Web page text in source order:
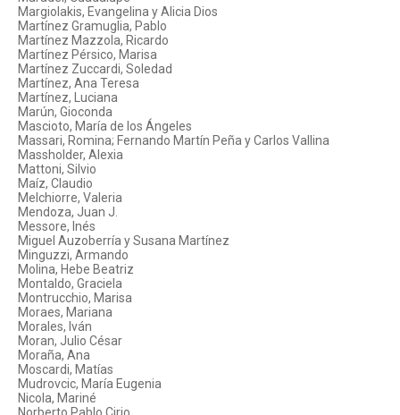
Margiolakis, Evangelina y Alicia Dios
Martínez Gramuglia, Pablo
Martínez Mazzola, Ricardo
Martínez Pérsico, Marisa
Martínez Zuccardi, Soledad
Martínez, Ana Teresa
Martínez, Luciana
Marún, Gioconda
Mascioto, María de los Ángeles
Massari, Romina; Fernando Martín Peña y Carlos Vallina
Massholder, Alexia
Mattoni, Silvio
Maíz, Claudio
Melchiorre, Valeria
Mendoza, Juan J.
Messore, Inés
Miguel Auzoberría y Susana Martínez
Minguzzi, Armando
Molina, Hebe Beatriz
Montaldo, Graciela
Montrucchio, Marisa
Moraes, Mariana
Morales, Iván
Moran, Julio César
Moraña, Ana
Moscardi, Matías
Mudrovcic, María Eugenia
Nicola, Mariné
Norberto Pablo Cirio